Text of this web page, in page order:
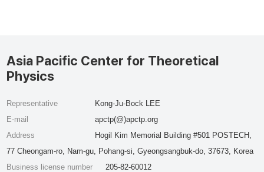
Asia Pacific Center for Theoretical
Physics
Representative
Kong-Ju-Bock LEE
E-mail
apctp(@)apctp.org
Address
Hogil Kim Memorial Building #501 POSTECH,
77 Cheongam-ro, Nam-gu, Pohang-si, Gyeongsangbuk-do, 37673, Korea
Business license number
205-82-60012